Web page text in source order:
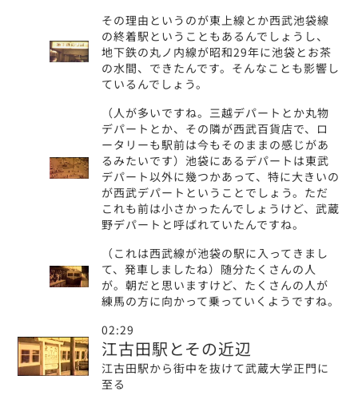
その理由というのが東上線とか西武池袋線
の終着駅ということもあるんでしょうし、
地下鉄の丸ノ内線が昭和29年に池袋とお茶
の水間、できたんです。そんなことも影響し
ているんでしょう。
（人が多いですね。三越デパートとか丸物
デパートとか、その隣が西武百貨店で、ロ
ータリーも駅前は今もそのままの感じがあ
るみたいです）池袋にあるデパートは東武
デパート以外に幾つかあって、特に大きいの
が西武デパートということでしょう。ただ
これも前は小さかったんでしょうけど、武蔵
野デパートと呼ばれていたんですね。
（これは西武線が池袋の駅に入ってきまし
て、発車しましたね）随分たくさんの人
が。朝だと思いますけど、たくさんの人が
練馬の方に向かって乗っていくようですね。
02:29
江古田駅とその近辺
江古田駅から街中を抜けて武蔵大学正門に
至る